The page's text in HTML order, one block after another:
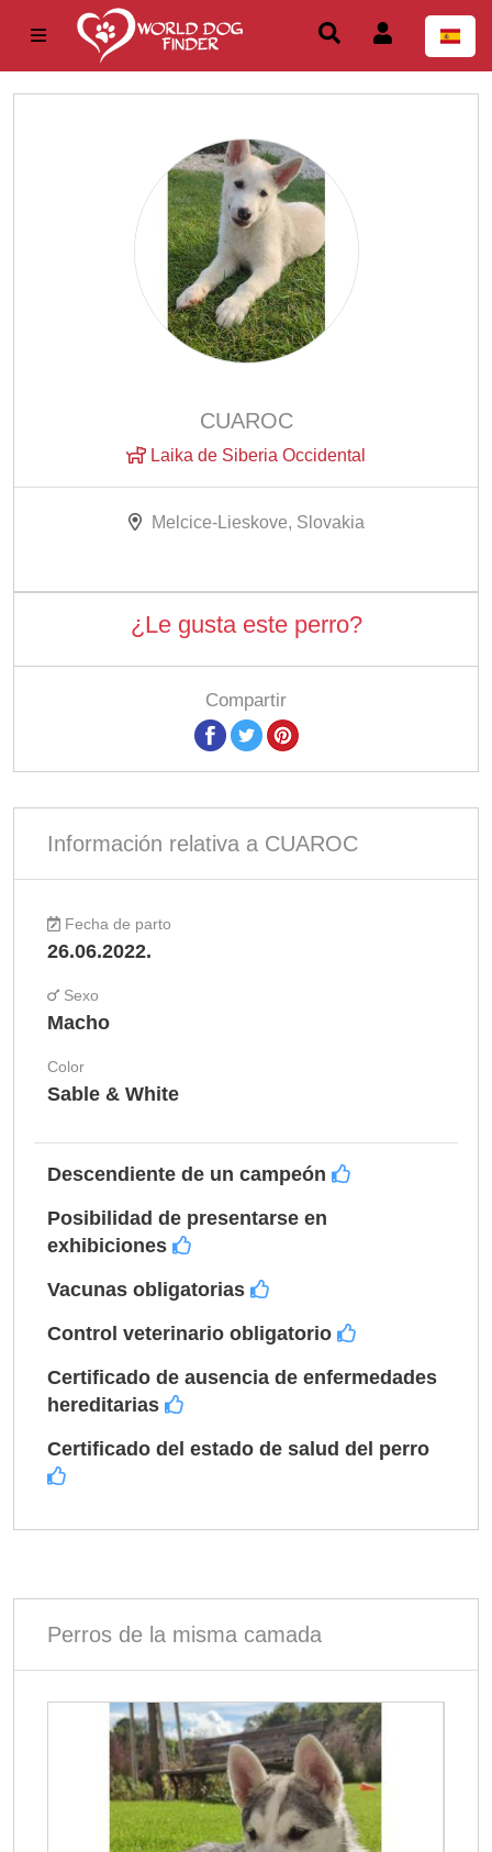
CUAROC
Laika de Siberia Occidental
Melcice-Lieskove, Slovakia
¿Le gusta este perro?
Compartir
Información relativa a CUAROC
Fecha de parto
26.06.2022.
Sexo
Macho
Color
Sable & White
Descendiente de un campeón
Posibilidad de presentarse en
exhibiciones
Vacunas obligatorias
Control veterinario obligatorio
Certificado de ausencia de enfermedades
hereditarias
Certificado del estado de salud del perro
Perros de la misma camada